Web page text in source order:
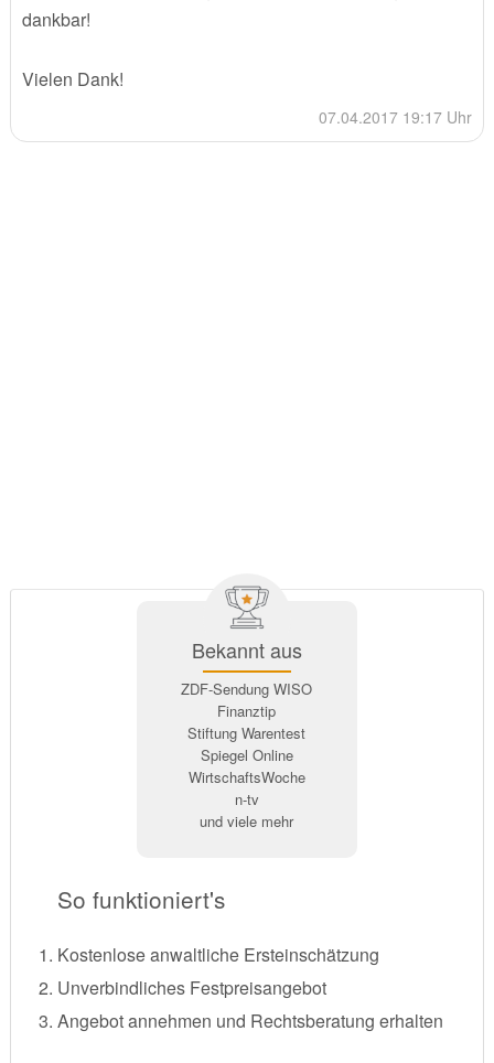
dankbar!
Vielen Dank!
07.04.2017 19:17 Uhr
Bekannt aus
ZDF-Sendung WISO
Finanztip
Stiftung Warentest
Spiegel Online
WirtschaftsWoche
n-tv
und viele mehr
So funktioniert's
Kostenlose anwaltliche Ersteinschätzung
Unverbindliches Festpreisangebot
Angebot annehmen und Rechtsberatung erhalten